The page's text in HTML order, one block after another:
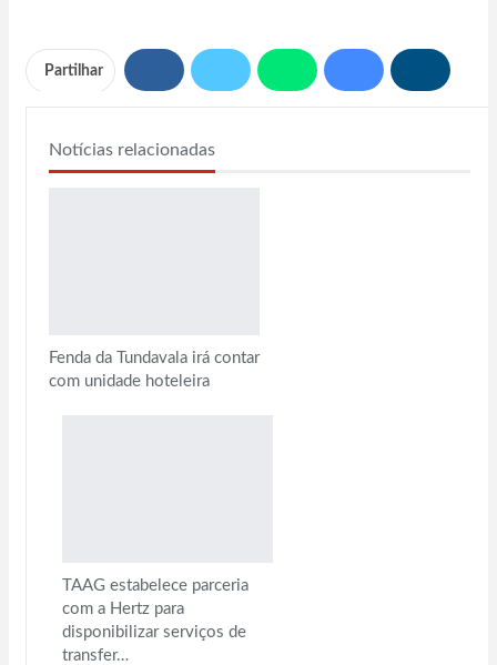
Terminal de Malongo, Cabinda, enquanto o gás associado será
encaminhado para a fábrica Angola LNG, contribuindo para o
“Uma parte considerável da estrutura metálica do Projecto N’dola
Partilhar
Notícias relacionadas
Fenda da Tundavala irá contar
com unidade hoteleira
TAAG estabelece parceria
com a Hertz para
disponibilizar serviços de
transfer…